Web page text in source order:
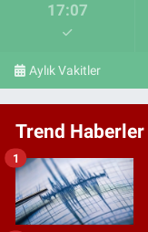
17:07
Aylık Vakitler
Trend Haberler
1